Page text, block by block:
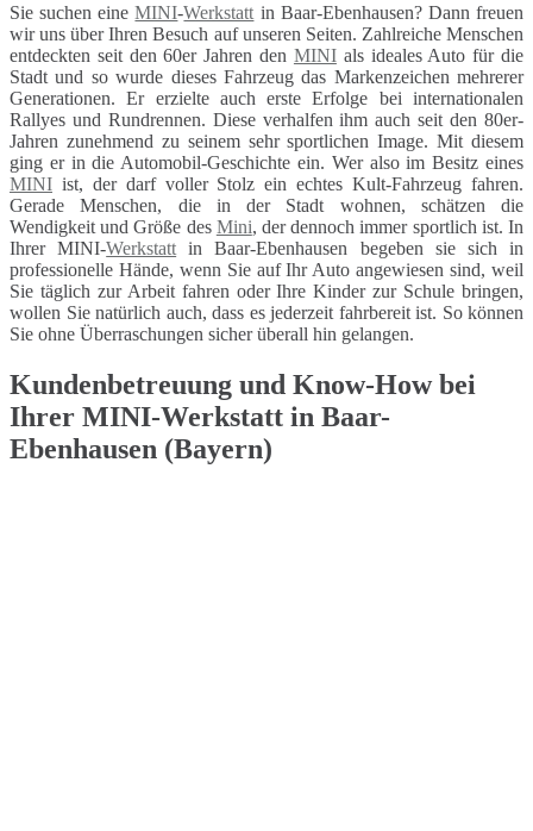
Sie suchen eineMINI-Werkstatt in Baar-Ebenhausen? Dann freuen
wir uns über Ihren Besuch auf unseren Seiten. Zahlreiche Menschen
entdeckten seit den 60er Jahren den MINIals ideales Auto für die
Stadt und so wurde dieses Fahrzeug das Markenzeichen mehrerer
Generationen. Er erzielte auch erste Erfolge bei internationalen
Rallyes und Rundrennen. Diese verhalfen ihm auch seit den 80er-
Jahren zunehmend zu seinem sehr sportlichen Image. Mit diesem
ging er in die Automobil-Geschichte ein. Wer also im Besitz eines
MINI ist, der darf voller Stolz ein echtes Kult-Fahrzeug fahren.
Gerade Menschen, die in der Stadt wohnen, schätzen die
Wendigkeit und Größe des Mini, der dennoch immer sportlich ist. In
Ihrer MINI-Werkstatt in Baar-Ebenhausen begeben sie sich in
professionelle Hände, wenn Sie auf Ihr Auto angewiesen sind, weil
Sie täglich zur Arbeit fahren oder Ihre Kinder zur Schule bringen,
wollen Sie natürlich auch, dass es jederzeit fahrbereit ist. So können
Sie ohne Überraschungen sicher überall hin gelangen.
Kundenbetreuung und Know-How bei
Ihrer MINI-Werkstatt in Baar-
Ebenhausen (Bayern)